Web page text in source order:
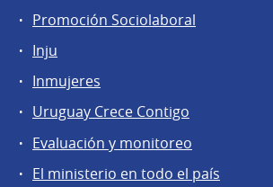
Promoción Sociolaboral
Inju
Inmujeres
Uruguay Crece Contigo
Evaluación y monitoreo
El ministerio en todo el país